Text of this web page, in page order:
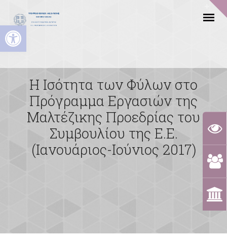
Ανοίξτε τη γραμμή εργαλείων
Η Ισότητα των Φύλων στο
Πρόγραμμα Εργασιών της
Μαλτέζικης Προεδρίας του
Συμβουλίου της Ε.Ε.
(Ιανουάριος-Ιούνιος 2017)